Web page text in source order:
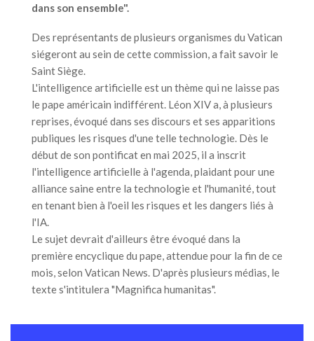
dans son ensemble".
Des représentants de plusieurs organismes du Vatican
siégeront au sein de cette commission, a fait savoir le
Saint Siège.
L'intelligence artificielle est un thème qui ne laisse pas
le pape américain indifférent. Léon XIV a, à plusieurs
reprises, évoqué dans ses discours et ses apparitions
publiques les risques d'une telle technologie. Dès le
début de son pontificat en mai 2025, il a inscrit
l'intelligence artificielle à l'agenda, plaidant pour une
alliance saine entre la technologie et l'humanité, tout
en tenant bien à l'oeil les risques et les dangers liés à
l'IA.
Le sujet devrait d'ailleurs être évoqué dans la
première encyclique du pape, attendue pour la fin de ce
mois, selon Vatican News. D'après plusieurs médias, le
texte s'intitulera "Magnifica humanitas".